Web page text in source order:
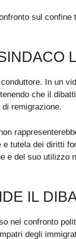
sul confine
In un
che il
remigrazione.
tutela dei diritti
e del suo utilizzo
IL
nel confronto
degli